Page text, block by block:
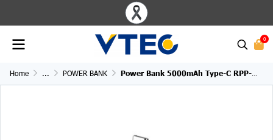
0
Home ... POWER BANK Power Bank 5000mAh Type-C RPP-632